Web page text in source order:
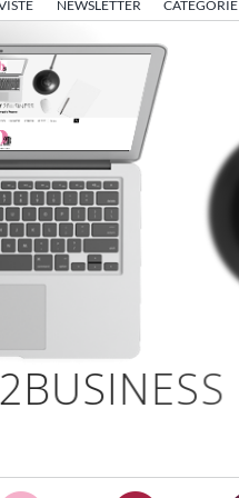
NEWSLETTER CATEGORIE
2BUSINESS